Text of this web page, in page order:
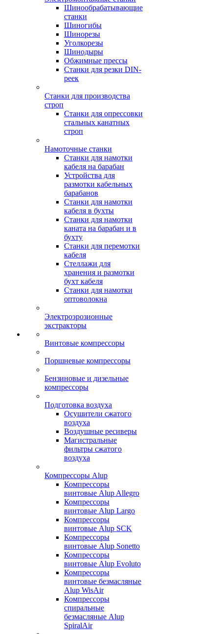
Шинообрабатывающие
станки
Шиногибы
Шинорезы
Уголкорезы
Шинодыры
Обжимные прессы
Станки для резки DIN-
реек
Станки для производства
строп
Станки для опрессовки
стальных канатных
строп
Намоточные станки
Станки для намотки
кабеля на барабан
Устройства для
размотки кабельных
барабанов
Станки для намотки
кабеля в бухты
Станки для намотки
каната на барабан и в
бухту
Станки для перемотки
кабеля
Стеллажи для
хранения и размотки
бухт кабеля
Станки для намотки
оптоволокна
Электроэрозионные
экстракторы
Винтовые компрессоры
Поршневые компрессоры
Бензиновые и дизельные
компрессоры
Подготовка воздуха
Осушители сжатого
воздуха
Воздушные ресиверы
Магистральные
фильтры сжатого
воздуха
Компрессоры Alup
Компрессоры
винтовые Alup Allegro
Компрессоры
винтовые Alup Largo
Компрессоры
винтовые Alup SCK
Компрессоры
винтовые Alup Sonetto
Компрессоры
винтовые Alup Evoluto
Компрессоры
винтовые безмасляные
Alup WisAir
Компрессоры
спиральные
безмасляные Alup
SpiralAir